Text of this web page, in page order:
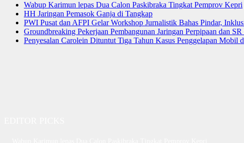
Wabup Karimun lepas Dua Calon Paskibraka Tingkat Pemprov Kepri
HH Jaringan Pemasok Ganja di Tangkap
PWI Pusat dan AFPI Gelar Workshop Jurnalistik Bahas Pindar,
Groundbreaking Pekerjaan Pembangunan Jaringan Perpipaan dan
Penyesalan Carolein Dituntut Tiga Tahun Kasus Penggelapan Mobil